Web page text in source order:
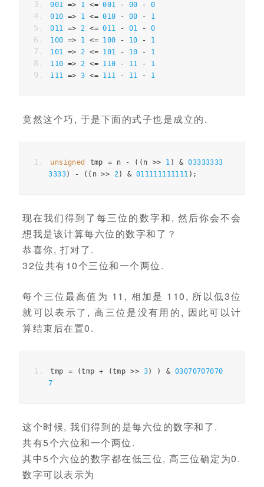
001 => 1 <= 001 - 00 -
0
010 => 1 <= 010 - 00 -
1
011 => 2 <= 011 - 01 -
0
100 => 1 <= 100 - 10 -
1
101 => 2 <= 101 - 10 -
1
110 => 2 <= 110 - 11 -
1
111 => 3 <= 111 - 11 - 1
竟然这个巧, 于是下面的式子也是成立的.
unsigned tmp = n - (( n >> 1 ) & 03333333
3333) - (( n >> 2) & 011111111111 );
现在我们得到了每三位的数字和, 然后你会不会
想我是该计算每六位的数字和了？
恭喜你, 打对了.
32位共有10个三位和一个两位.
每个三位最高值为 11, 相加是 110, 所以低3位
就可以表示了, 高三位是没有用的, 因此可以计
算结束后在置0.
tmp = (tmp + (tmp >> 3) ) & 03070707070
7
这个时候, 我们得到的是每六位的数字和了.
共有5个六位和一个两位.
其中5个六位的数字都在低三位, 高三位确定为0.
数字可以表示为